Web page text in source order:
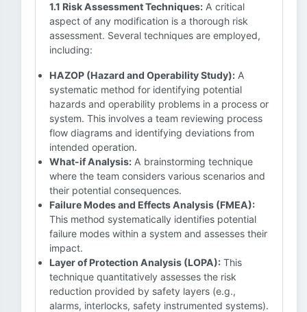
1.1 Risk Assessment Techniques: A critical
aspect of any modification is a thorough risk
assessment. Several techniques are employed,
including:
HAZOP (Hazard and Operability Study): A
systematic method for identifying potential
hazards and operability problems in a process or
system. This involves a team reviewing process
flow diagrams and identifying deviations from
intended operation.
What-if Analysis: A brainstorming technique
where the team considers various scenarios and
their potential consequences.
Failure Modes and Effects Analysis (FMEA):
This method systematically identifies potential
failure modes within a system and assesses their
impact.
Layer of Protection Analysis (LOPA): This
technique quantitatively assesses the risk
reduction provided by safety layers (e.g.,
alarms, interlocks, safety instrumented systems).